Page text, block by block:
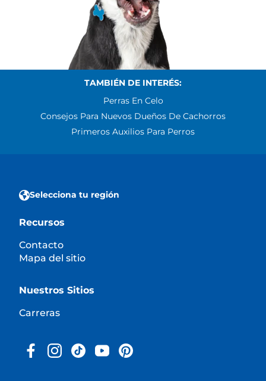
TAMBIÉN DE INTERÉS:
Perras En Celo
Consejos Para Nuevos Dueños De Cachorros
Primeros Auxilios Para Perros
Selecciona tu región
Recursos
Contacto
Mapa del sitio
Nuestros Sitios
Carreras